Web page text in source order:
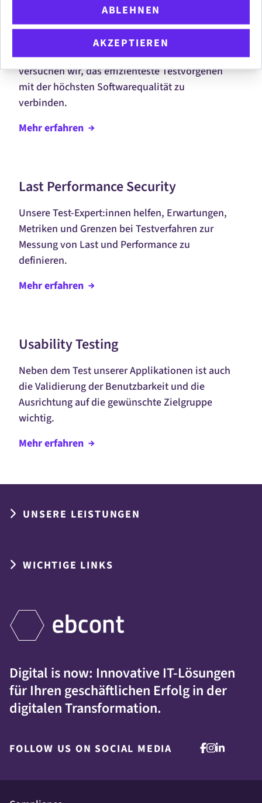
ABLEHNEN
AKZEPTIEREN
Test Automatisierung
Von Testpyramiden bis hin zu Testwolken
versuchen wir, das effizienteste Testvorgehen
mit der höchsten Softwarequalität zu
verbinden.
Mehrerfahren
Last Performance Security
Unsere Test-Expert:innen helfen, Erwartungen,
Metriken und Grenzen bei Testverfahren zur
Messung von Last und Performancezu
definieren.
Mehrerfahren
Usability Testing
Neben dem Test unserer Applikationen ist auch
die Validierung der Benutzbarkeit und die
Ausrichtung auf die gewünschte Zielgruppe
wichtig.
Mehrerfahren
UNSERE LEISTUNGEN
WICHTIGE LINKS
Digital is now: Innovative IT-Lösungen
für Ihren geschäftlichen Erfolg in der
digitalen Transformation.
FOLLOW US ON SOCIAL MEDIA